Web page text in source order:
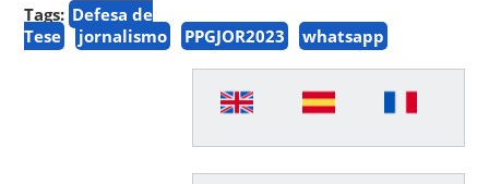
Tags: Defesa de
Tese
jornalismo PPGJOR2023 whatsapp